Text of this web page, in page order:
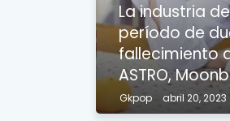
La industria
período de
fallecimiento
ASTRO,
Gkpop abril 20, 2023